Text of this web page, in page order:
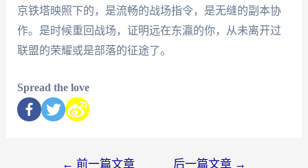
京铁塔映照下的，是流畅的战场指令，是无缝的副本协
作。是时候重回战场，证明远在东瀛的你，从未离开过
联盟的荣耀或是部落的征途了。
Spread the love
← 前一篇文章 后一篇文章 →